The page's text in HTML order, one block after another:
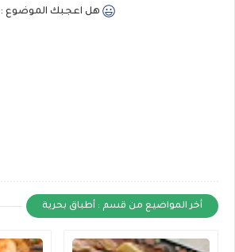
هل اعجبك الموضوع :
أخر المواضيع من قسم : أطباق بحرية